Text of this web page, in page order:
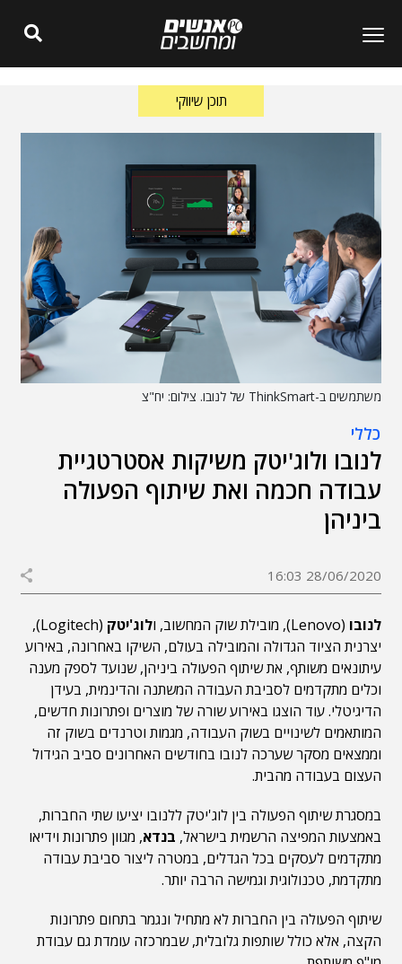
תוכן שיווקי
משתמשים ב-ThinkSmart של לנובו. צילום: יח"צ
כללי
לנובו ולוג'יטק משיקות אסטרטגיית
עבודה חכמה ואת שיתוף הפעולה
ביניהן
28/06/2020 16:03
לנובו (Lenovo), מובילת שוק המחשוב, ו לוג'יטק
(Logitech),
יצרנית הציוד הגדולה והמובילה בעולם, השיקו באחרונה, באירוע
עיתונאים משותף, את שיתוף הפעולה ביניהן, שנועד לספק מענה
וכלים מתקדמים לסביבת העבודה המשתנה והדינמית, בעידן
הדיגיטלי. עוד הוצגו באירוע שורה של מוצרים ופתרונות חדשים,
המותאמים לשינויים בשוק העבודה, מגמות וטרנדים בשוק זה
וממצאים מסקר שערכה לנובו בחודשים האחרונים סביב הגידול
העצום בעבודה מהבית.
במסגרת שיתוף הפעולה בין לוג'יטק ללנובו יציעו שתי החברות,
באמצעות המפיצה הרשמית בישראל, בנדא, מגוון פתרונות וידיאו
מתקדמים לעסקים בכל הגדלים, במטרה ליצור סביבת עבודה
מתקדמת, טכנולוגית וגמישה הרבה יותר.
שיתוף הפעולה בין החברות לא מתחיל ונגמר בתחום פתרונות
הקצה, אלא כולל שותפות גלובלית, שבמרכזה עומדת גם עבודת